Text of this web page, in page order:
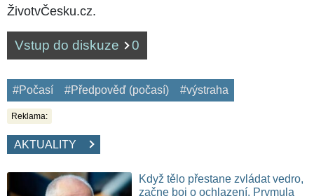
ŽivotvČesku.cz.
Vstup do diskuze 0
#Počasí #Předpověď (počasí) #výstraha
Reklama:
AKTUALITY
Když tělo přestane zvládat vedro,
začne boj o ochlazení. Prymula